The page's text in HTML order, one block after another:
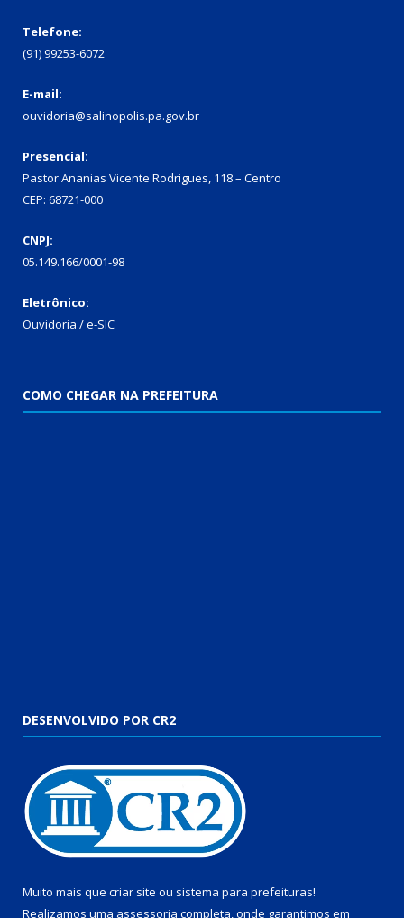
Telefone:
(91) 99253-6072
E-mail:
ouvidoria@salinopolis.pa.gov.br
Presencial:
Pastor Ananias Vicente Rodrigues, 118 – Centro
CEP: 68721-000
CNPJ:
05.149.166/0001-98
Eletrônico:
Ouvidoria / e-SIC
COMO CHEGAR NA PREFEITURA
DESENVOLVIDO POR CR2
Muito mais que criar site ou sistema para prefeituras!
Realizamos uma assessoria completa, onde garantimos em